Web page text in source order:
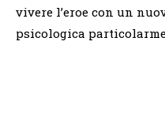
vivere l’eroe con un
psicologica